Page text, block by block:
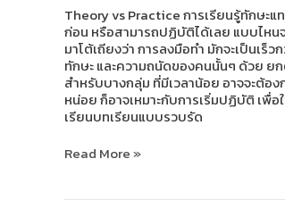
Theory vs Practice การเรียนรู้ทักษะ
ก่อน หรือสามารถปฏิบัติได้เลย แบบไหน
มาโต้เถียงว่า การลงมือทำ มักจะเป็นเ
ทักษะ และความถนัดของคนนั้นๆ ด้วย ยก
สำหรับบางกลุ่ม ที่มีเวลาน้อย อาจจะต้อ
หน่อย ก็อาจเหมาะกับการเริ่มปฏิบัติ เพื่
เรียนบทเรียนแบบรวบรัด
แบบ
ไหน
ก่อน
Read More »